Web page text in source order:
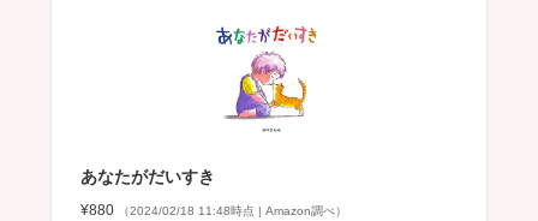
あなたがだいすき
¥880 （2024/02/18 11:48時点 | Amazon調べ）